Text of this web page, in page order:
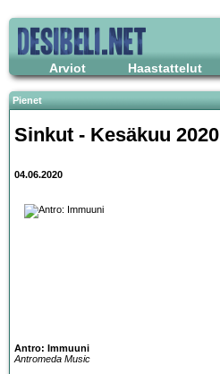
Arviot Haastattelut
Pienet
Sinkut - Kesäkuu 2020
04.06.2020
Antro: Immuuni
Antromeda Music